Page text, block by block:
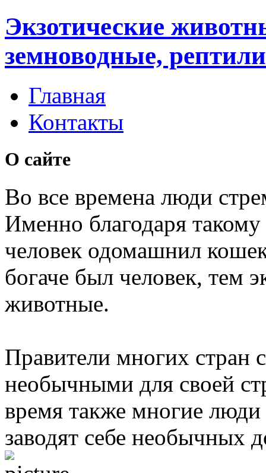
Экзотические
земноводные,
Главная
Контакты
О сайте
Во все времена люди
Именно благодаря
человек одомашнил
богаче был человек, тем
животные.
Правители многих стран
необычными для своей
время также многие люди
заводят себе